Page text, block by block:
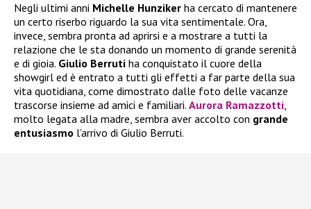
Negli ultimi anni Michelle Hunziker ha cercato di mantenere
un certo riserbo riguardo la sua vita sentimentale. Ora,
invece, sembra pronta ad aprirsi e a mostrare a tutti la
relazione che le sta donando un momento di grande serenità
e di gioia. Giulio Berruti ha conquistato il cuore della
showgirl ed è entrato a tutti gli effetti a far parte della sua
vita quotidiana, come dimostrato dalle foto delle vacanze
trascorse insieme ad amici e familiari. Aurora Ramazzotti,
molto legata alla madre, sembra aver accolto con grande
entusiasmo l’arrivo di Giulio Berruti.